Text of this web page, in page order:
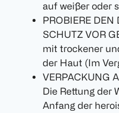
auf weißer oder
PROBIERE DEN
SCHUTZ VOR
mit trockener
der Haut (Im
VERPACKUNG
Die Rettung der
Anfang der